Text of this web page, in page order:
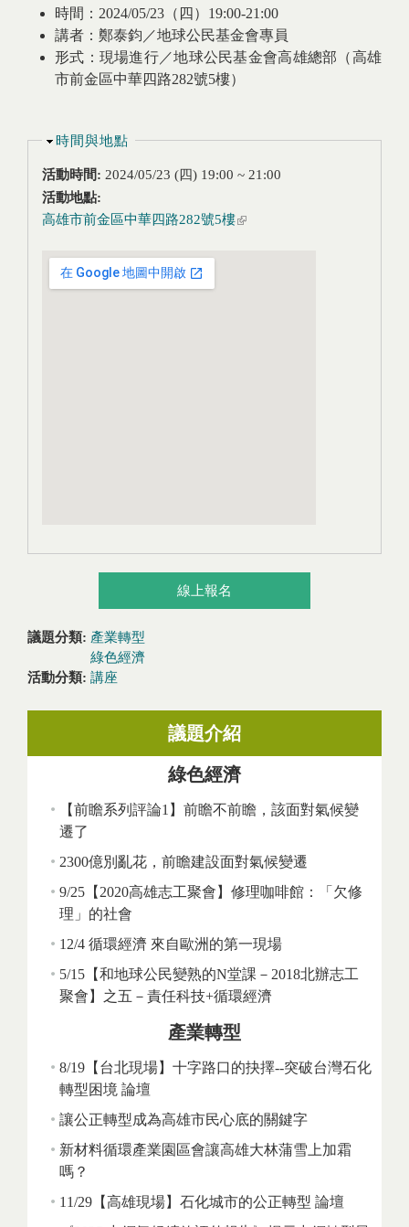
時間：2024/05/23（四）19:00-21:00
講者：鄭泰鈞／地球公民基金會專員
形式：現場進行／地球公民基金會高雄總部（高雄
市前金區中華四路282號5樓）
隱藏
時間與地點
活動時間: 2024/05/23 (四) 19:00 ~ 21:00
活動地點:
高雄市前金區中華四路282號5樓(link is external)
線上報名
議題分類: 產業轉型
綠色經濟
活動分類: 講座
議題介紹
綠色經濟
【前瞻系列評論1】前瞻不前瞻，該面對氣候變
遷了
2300億別亂花，前瞻建設面對氣候變遷
9/25【2020高雄志工聚會】修理咖啡館：「欠修
理」的社會
12/4 循環經濟 來自歐洲的第一現場
5/15【和地球公民變熟的N堂課－2018北辦志工
聚會】之五－責任科技+循環經濟
產業轉型
8/19【台北現場】十字路口的抉擇--突破台灣石化
轉型困境 論壇
讓公正轉型成為高雄市民心底的關鍵字
新材料循環產業園區會讓高雄大林蒲雪上加霜
嗎？
11/29【高雄現場】石化城市的公正轉型 論壇